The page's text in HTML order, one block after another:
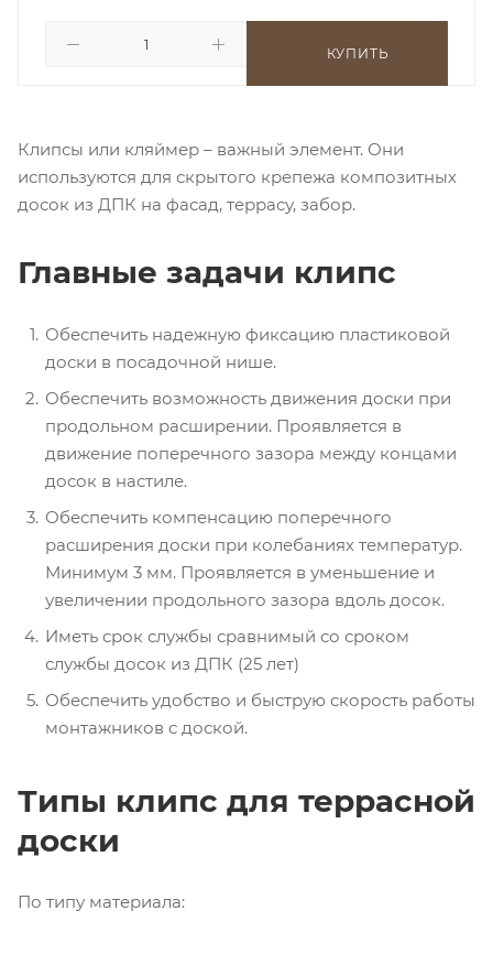
КУПИТЬ
Клипсы или кляймер – важный элемент. Они
используются для скрытого крепежа композитных
досок из ДПК на фасад, террасу, забор.
Главные задачи клипс
Обеспечить надежную фиксацию пластиковой
доски в посадочной нише.
Обеспечить возможность движения доски при
продольном расширении. Проявляется в
движение поперечного зазора между концами
досок в настиле.
Обеспечить компенсацию поперечного
расширения доски при колебаниях температур.
Минимум 3 мм. Проявляется в уменьшение и
увеличении продольного зазора вдоль досок.
Иметь срок службы сравнимый со сроком
службы досок из ДПК (25 лет)
Обеспечить удобство и быструю скорость работы
монтажников с доской.
Типы клипс для террасной
доски
По типу материала: